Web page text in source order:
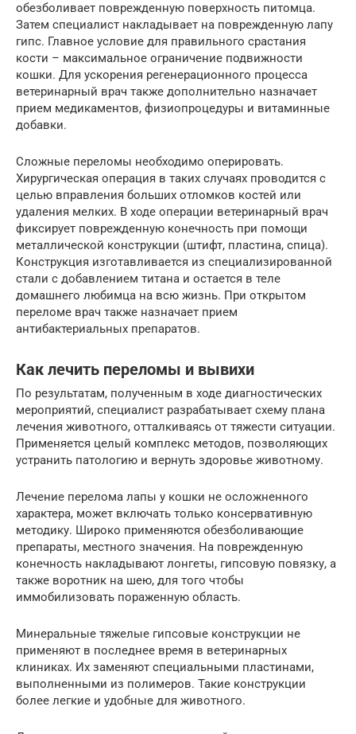
обезболивает поврежденную поверхность питомца.
Затем специалист накладывает на поврежденную лапу
гипс. Главное условие для правильного срастания
кости – максимальное ограничение подвижности
кошки. Для ускорения регенерационного процесса
ветеринарный врач также дополнительно назначает
прием медикаментов, физиопроцедуры и витаминные
добавки.
Сложные переломы необходимо оперировать.
Хирургическая операция в таких случаях проводится с
целью вправления больших отломков костей или
удаления мелких. В ходе операции ветеринарный врач
фиксирует поврежденную конечность при помощи
металлической конструкции (штифт, пластина, спица).
Конструкция изготавливается из специализированной
стали с добавлением титана и остается в теле
домашнего любимца на всю жизнь. При открытом
переломе врач также назначает прием
антибактериальных препаратов.
Как лечить переломы и вывихи
По результатам, полученным в ходе диагностических
мероприятий, специалист разрабатывает схему плана
лечения животного, отталкиваясь от тяжести ситуации.
Применяется целый комплекс методов, позволяющих
устранить патологию и вернуть здоровье животному.
Лечение перелома лапы у кошки не осложненного
характера, может включать только консервативную
методику. Широко применяются обезболивающие
препараты, местного значения. На поврежденную
конечность накладывают лонгеты, гипсовую повязку, а
также воротник на шею, для того чтобы
иммобилизовать пораженную область.
Минеральные тяжелые гипсовые конструкции не
применяют в последнее время в ветеринарных
клиниках. Их заменяют специальными пластинами,
выполненными из полимеров. Такие конструкции
более легкие и удобные для животного.